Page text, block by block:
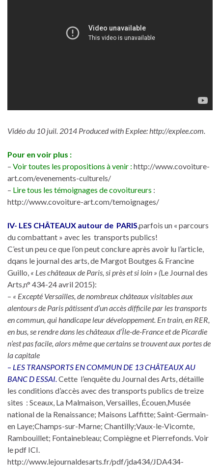
Vidéo du 10 juil. 2014 Produced with Explee: http://explee.com.
Pour en voir plus :
– Voir toutes les propositions à venir : http://www.covoiture-
art.com/evenements-culturels/
– Lire tous les témoignages de covoitureurs :
http://www.covoiture-art.com/temoignages/
IV- LES CHÂTEAUX autour de PARIS,parfois un « parcours
du combattant » avec les transports publics!
C’est un peu ce que l’on peut conclure après avoir lu l’article,
dqans le journal des arts, de Margot Boutges & Francine
Guillo, « Les châteaux de Paris, si près et si loin » (Le Journal des
Arts,n° 434-24 avril 2015):
– « Excepté Versailles, de nombreux châteaux visitables aux
alentours de Paris pâtissent d’un accès difficile par les transports
en commun, qui handicape leur développement. En train, en RER,
en bus, se rendre dans les châteaux d’Île-de-France et de Picardie
n’est pas facile, alors même que certains se trouvent aux portes de
la capitale
– LES TRANSPORTS EN COMMUN DE 13 CHÂTEAUX AU
BANC D ESSAI.Cette l’enquête du Journal des Arts, détaille
les conditions d’accès avec des transports publics de treize
sites : Sceaux, La Malmaison, Versailles, Écouen,Musée
national de la Renaissance; Maisons Laffitte; Saint-Germain-
en Laye;Champs-sur-Marne; Chantilly;Vaux-le-Vicomte,
Rambouillet; Fontainebleau; Compiègne et Pierrefonds. Voir
le pdf ICI.
http://www.lejournaldesarts.fr/pdf/jda434/JDA434-